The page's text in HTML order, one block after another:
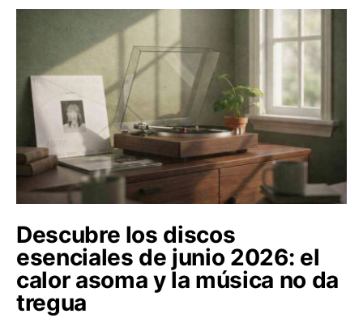
Descubre los discos
esenciales de junio 2026: el
calor asoma y la música no da
tregua